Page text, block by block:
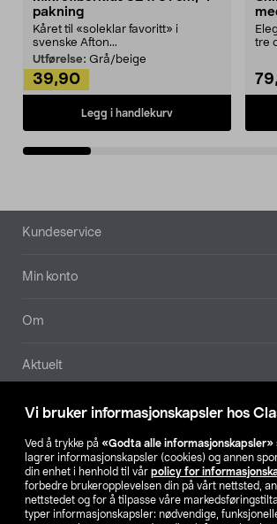
Vi bruker informasjonskapsler hos
Ved å trykke på «Godta alle informasjonskapsler»
lagrer informasjonskapsler (cookies) og annen
din enhet i henhold til vår policy for
forbedre brukeropplevelsen din på vårt nettsted,
nettstedet og for å tilpasse våre
typer informasjonskapsler: nødvendige,
pakning
Kåret til «soleklar favoritt» i
svenske Afton...
Utførelse: Grå/beige
39,90
Legg i handlekurv
tre
Bunntekst
Kundeservice
Min konto
Om
Aktuelt
Våre selskaper
Finn din butikk
SE NO FI